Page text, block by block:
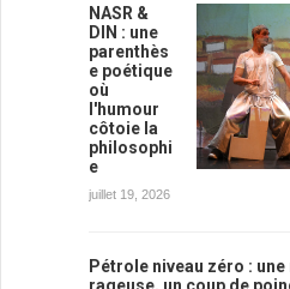
NASR &
DIN : une
parenthès
e poétique
où
l'humour
côtoie la
philosophi
e
juillet 19, 2026
Pétrole niveau zéro :